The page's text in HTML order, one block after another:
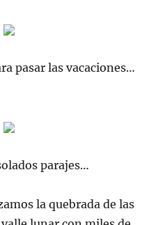
pasar las vacaciones…
parajes…
la quebrada de las